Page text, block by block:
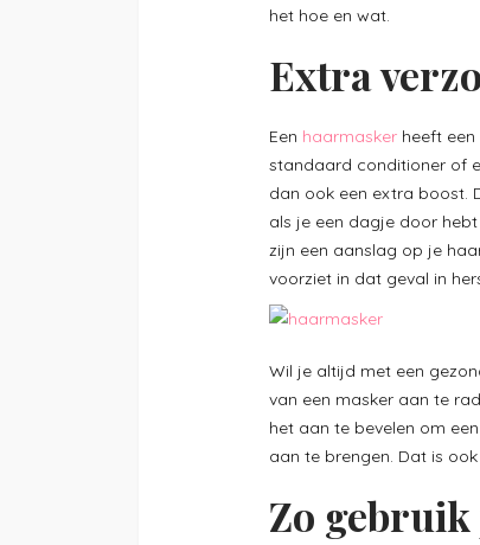
het hoe en wat.
Extra
Een haarmasker heeft
standaard conditioner of
dan ook een extra boost.
als je een dagje door
zijn een aanslag op je
voorziet in dat geval in
Wil je altijd met een
van een masker aan te
het aan te bevelen om
aan te brengen. Dat is
Zo